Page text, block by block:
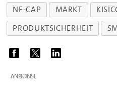
NF-CAP MARKT
PRODUKTSICHERHEIT
ANZEIGE